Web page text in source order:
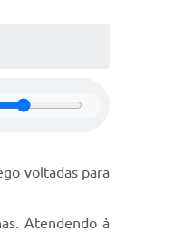
voltadas para
Atendendo à